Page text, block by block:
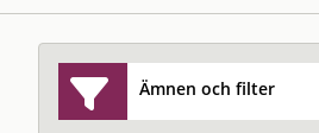
Ämnen och filter